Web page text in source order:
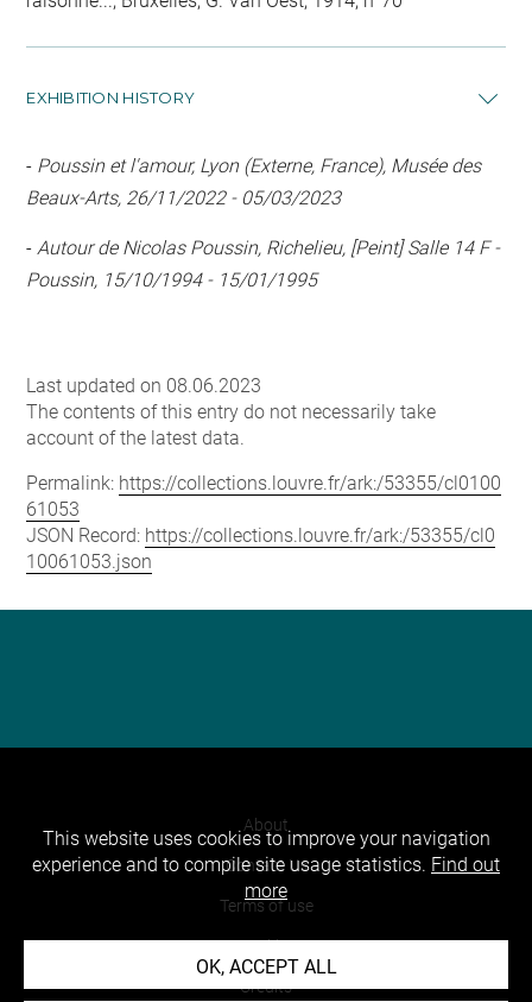
EXHIBITION HISTORY
- Poussin et l'amour, Lyon (Externe, France), Musée des
Beaux-Arts, 26/11/2022 - 05/03/2023
-Autour de Nicolas Poussin, Richelieu, [Peint] Salle 14 F -
Poussin, 15/10/1994 - 15/01/1995
Last updated on 08.06.2023
The contents of this entry do not necessarily take
account of the latest data.
Permalink: https://collections.louvre.fr/ark:/53355/cl0100
61053
JSON Record: https://collections.louvre.fr/ark:/53355/cl0
10061053.json
About
Contact Us
Terms of use
Cookies
Credits
This website uses cookies to improve your navigation
experience and to compile site usage statistics. Find out
more
OK, ACCEPT ALL